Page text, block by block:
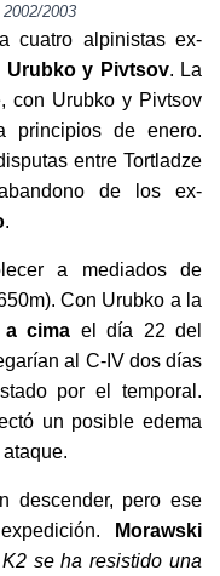
2003
cuatro alpinistas ex-
Urubko y Pivtsov. La
con Urubko y Pivtsov
principios de enero.
entre Tortladze
de los ex-
.
a mediados de
Con Urubko a la
a cima el día 22 del
al C-IV dos días
por el temporal.
un posible edema
descender, pero ese
Morawski
se ha resistido una